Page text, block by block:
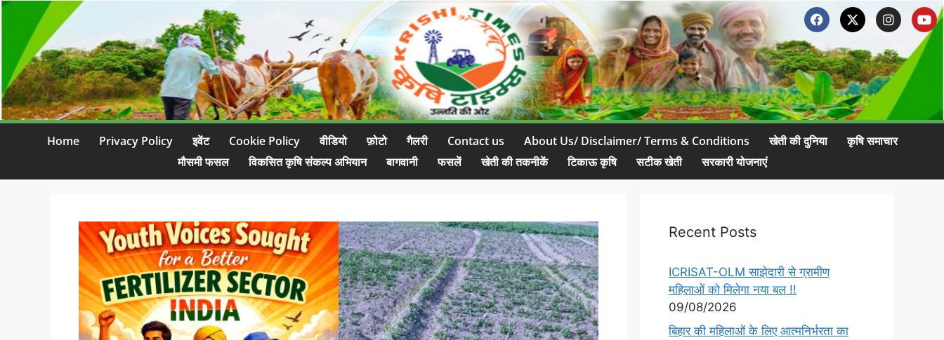
Home Privacy Policy इवेंट Cookie Policy वीडियो फ़ोटो गैलरी Contact us About Us/ Disclaimer/ Terms & Conditions खेती की दुनिया
कृषि समाचार
मौसमी फसल
विकसित कृषि संकल्प अभियान बागवानी फसलें खेती की तकनीकें टिकाऊ कृषि सटीक खेती सरकारी योजनाएं
Recent Posts
ICRISAT-OLM साझेदारी से ग्रामीण
महिलाओं को मिलेगा नया बल !!
09/08/2026
बिहार की महिलाओं के लिए आत्मनिर्भरता का